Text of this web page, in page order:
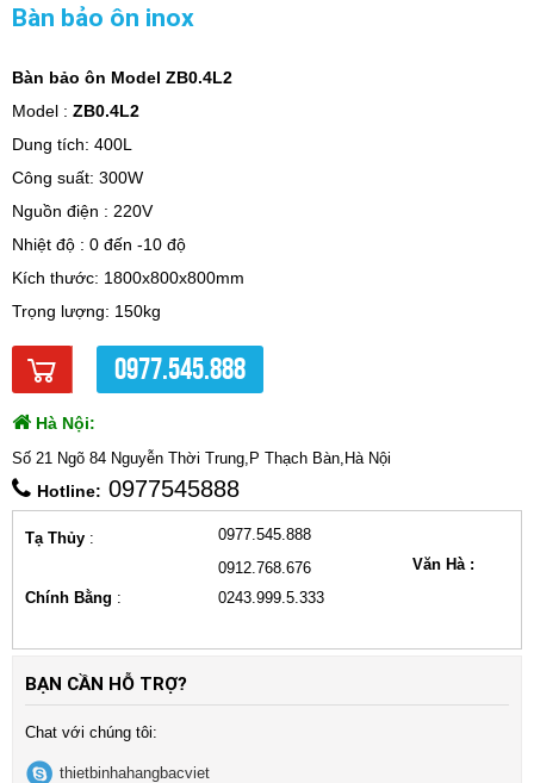
Bàn bảo ôn inox
Bàn bảo ôn Model ZB0.4L2
Model : ZB0.4L2
Dung tích: 400L
Công suất: 300W
Nguồn điện : 220V
Nhiệt độ : 0 đến -10 độ
Kích thước: 1800x800x800mm
Trọng lượng: 150kg
0977.545.888
Hà Nội:
Số 21 Ngõ 84 Nguyễn Thời Trung,P Thạch Bàn,Hà Nội
Hotline: 0977545888
Tạ Thủy :
0977.545.888
Văn Hà :
0912.768.676
Chính Bằng : 0243.999.5.333
BẠN CẦN HỖ TRỢ?
Chat với chúng tôi:
thietbinhahangbacviet